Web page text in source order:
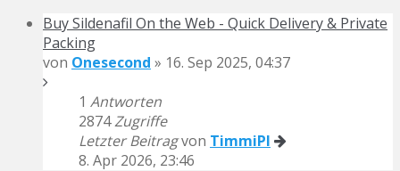
Buy Sildenafil On the Web - Quick Delivery & Private
Packing
von Onesecond » 16. Sep 2025, 04:37
1 Antworten
2874Zugriffe
Letzter Beitragvon TimmiPI
8. Apr 2026, 23:46